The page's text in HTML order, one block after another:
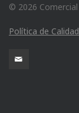
© 2026
Política de Calidad